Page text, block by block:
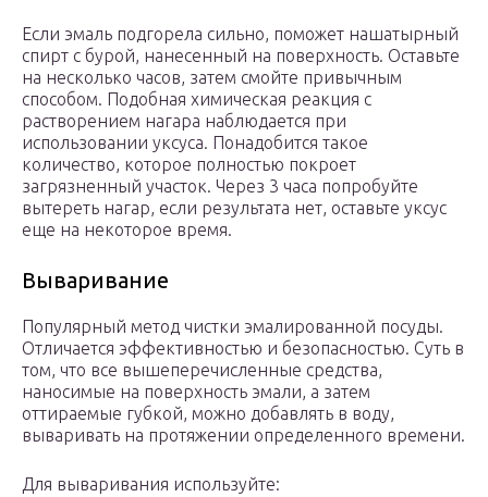
Если эмаль подгорела сильно, поможет нашатырный
спирт с бурой, нанесенный на поверхность. Оставьте
на несколько часов, затем смойте привычным
способом. Подобная химическая реакция с
растворением нагара наблюдается при
использовании уксуса. Понадобится такое
количество, которое полностью покроет
загрязненный участок. Через 3 часа попробуйте
вытереть нагар, если результата нет, оставьте уксус
еще на некоторое время.
Вываривание
Популярный метод чистки эмалированной посуды.
Отличается эффективностью и безопасностью. Суть в
том, что все вышеперечисленные средства,
наносимые на поверхность эмали, а затем
оттираемые губкой, можно добавлять в воду,
вываривать на протяжении определенного времени.
Для вываривания используйте: